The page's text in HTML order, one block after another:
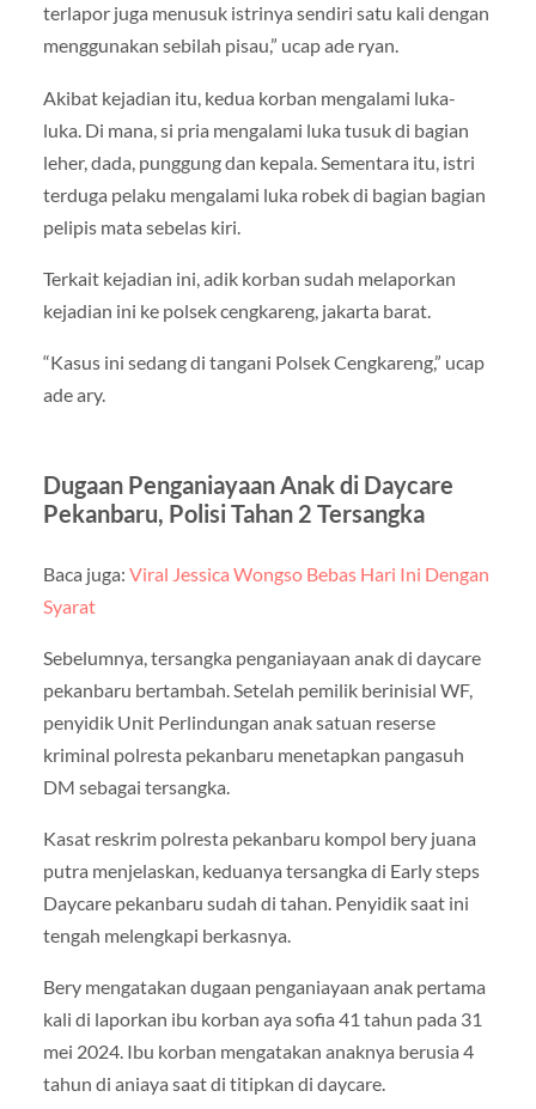
terlapor juga menusuk istrinya sendiri satu kali dengan
menggunakan sebilah pisau,” ucap ade ryan.
Akibat kejadian itu, kedua korban mengalami luka-
luka. Di mana, si pria mengalami luka tusuk di bagian
leher, dada, punggung dan kepala. Sementara itu, istri
terduga pelaku mengalami luka robek di bagian bagian
pelipis mata sebelas kiri.
Terkait kejadian ini, adik korban sudah melaporkan
kejadian ini ke polsek cengkareng, jakarta barat.
“Kasus ini sedang di tangani Polsek Cengkareng,” ucap
ade ary.
Dugaan Penganiayaan Anak di Daycare
Pekanbaru, Polisi Tahan 2 Tersangka
Baca juga: Viral Jessica Wongso Bebas Hari Ini Dengan
Syarat
Sebelumnya, tersangka penganiayaan anak di daycare
pekanbaru bertambah. Setelah pemilik berinisial WF,
penyidik Unit Perlindungan anak satuan reserse
kriminal polresta pekanbaru menetapkan pangasuh
DM sebagai tersangka.
Kasat reskrim polresta pekanbaru kompol bery juana
putra menjelaskan, keduanya tersangka di Early steps
Daycare pekanbaru sudah di tahan. Penyidik saat ini
tengah melengkapi berkasnya.
Bery mengatakan dugaan penganiayaan anak pertama
kali di laporkan ibu korban aya sofia 41 tahun pada 31
mei 2024. Ibu korban mengatakan anaknya berusia 4
tahun di aniaya saat di titipkan di daycare.